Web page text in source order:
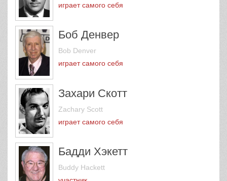
играет самого себя
Боб Денвер
Bob Denver
играет самого себя
Захари Скотт
Zachary Scott
играет самого себя
Бадди Хэкетт
Buddy Hackett